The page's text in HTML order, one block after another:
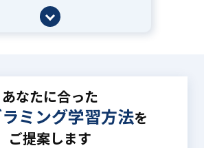
あなたに合った
ミング学習方法を
ご提案します